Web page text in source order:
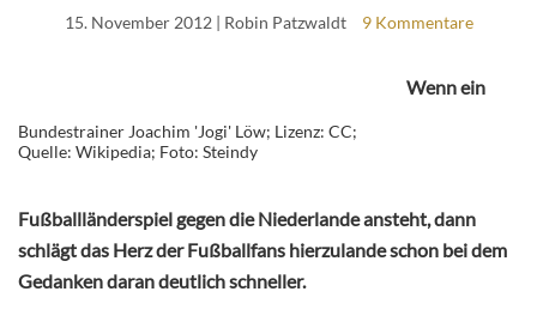
15. November 2012| Robin Patzwaldt 9 Kommentare
Bundestrainer Joachim 'Jogi' Löw; Lizenz: CC;
Quelle: Wikipedia; Foto: Steindy
Wenn ein
Fußballländerspiel gegen die Niederlande ansteht, dann
schlägt das Herz der Fußballfans hierzulande schon bei dem
Gedanken daran deutlich schneller.